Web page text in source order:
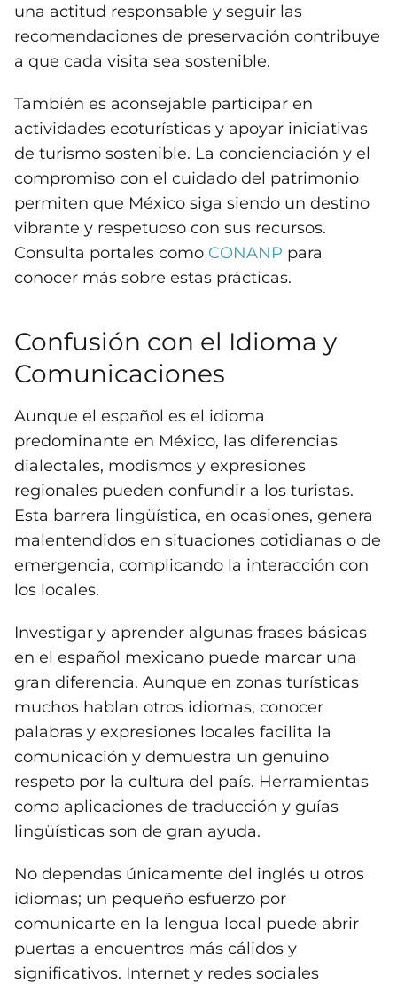
una actitud responsable y seguir las
recomendaciones de preservación contribuye
a que cada visita sea sostenible.
También es aconsejable participar en
actividades ecoturísticas y apoyar iniciativas
de turismo sostenible. La concienciación y el
compromiso con el cuidado del patrimonio
permiten que México siga siendo un destino
vibrante y respetuoso con sus recursos.
Consulta portales como CONANP para
conocer más sobre estas prácticas.
Confusión con el Idioma y
Comunicaciones
Aunque el español es el idioma
predominante en México, las diferencias
dialectales, modismos y expresiones
regionales pueden confundir a los turistas.
Esta barrera lingüística, en ocasiones, genera
malentendidos en situaciones cotidianas o de
emergencia, complicando la interacción con
los locales.
Investigar y aprender algunas frases básicas
en el español mexicano puede marcar una
gran diferencia. Aunque en zonas turísticas
muchos hablan otros idiomas, conocer
palabras y expresiones locales facilita la
comunicación y demuestra un genuino
respeto por la cultura del país. Herramientas
como aplicaciones de traducción y guías
lingüísticas son de gran ayuda.
No dependas únicamente del inglés u otros
idiomas; un pequeño esfuerzo por
comunicarte en la lengua local puede abrir
puertas a encuentros más cálidos y
significativos. Internet y redes sociales